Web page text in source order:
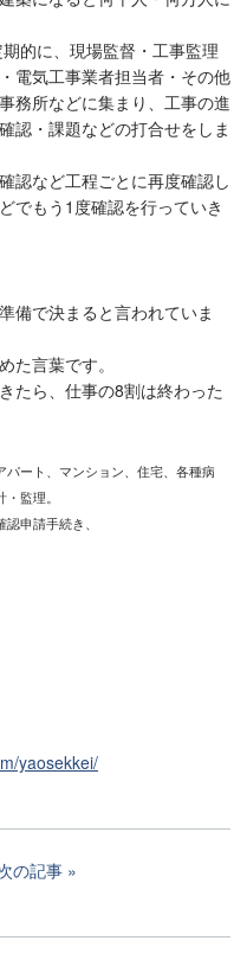
的に、現場監督・工事監理
電気工事業者担当者・その他
務所などに集まり、工事の進
認・課題などの打合せをしま
認など工程ごとに再度確認し
でもう1度確認を行っていき
備で決まると言われていま
た言葉です。
たら、仕事の8割は終わった
ート、マンション、住宅、各種病
監理。
申請手続き、
yaosekkei/
の記事